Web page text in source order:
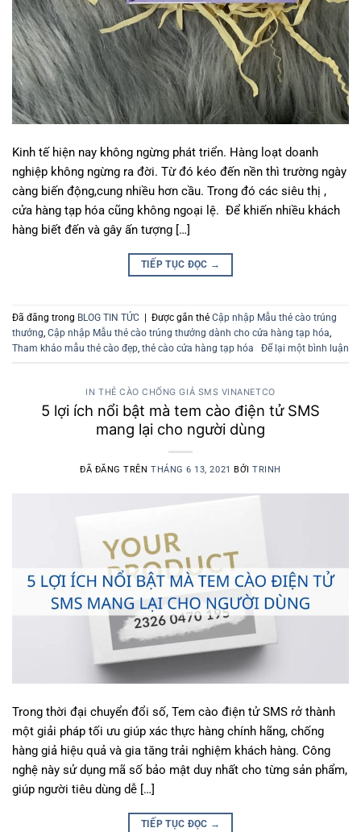
Kinh tế hiện nay không ngừng phát triển. Hàng loạt doanh
nghiệp không ngừng ra đời. Từ đó kéo đến nền thì trường ngày
càng biến động,cung nhiều hơn cầu. Trong đó các siêu thị ,
cửa hàng tạp hóa cũng không ngoại lệ. Để khiến nhiều khách
hàng biết đến và gây ấn tượng […]
TIẾP TỤC ĐỌC →
Đã đăng trong BLOG TIN TỨC Được gắn thẻ Cập nhập Mẫu thẻ cào trúng
thưởng, Cập nhập Mẫu thẻ cào trúng thưởng dành cho cửa hàng tạp hóa,
Tham khảo mẫu thẻ cào đẹp, thẻ cào cửa hàng tạp hóa Để lại một bình luận
IN THẺ CÀO CHỐNG GIẢ SMS VINANETCO
5 lợi ích nổi bật mà tem cào điện tử SMS
mang lại cho người dùng
ĐÃ ĐĂNG TRÊN THÁNG 6 13, 2021 BỞITRINH
Trong thời đại chuyển đổi số, Tem cào điện tử SMS rở thành
một giải pháp tối ưu giúp xác thực hàng chính hãng, chống
hàng giả hiệu quả và gia tăng trải nghiệm khách hàng. Công
nghệ này sử dụng mã số bảo mật duy nhất cho từng sản phẩm,
giúp người tiêu dùng dễ […]
TIẾP TỤC ĐỌC →